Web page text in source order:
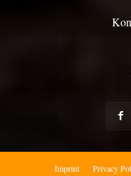
Imprint Privacy